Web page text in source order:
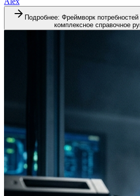
Подробнее: Фреймворк
комплексное справочное